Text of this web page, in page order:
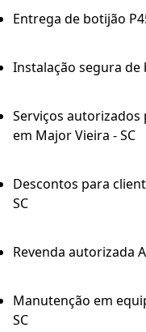
Entrega de botijão
Instalação segura de
Serviços autorizados
em Major Vieira - SC
Descontos para
SC
Revenda autorizada
Manutenção em
SC